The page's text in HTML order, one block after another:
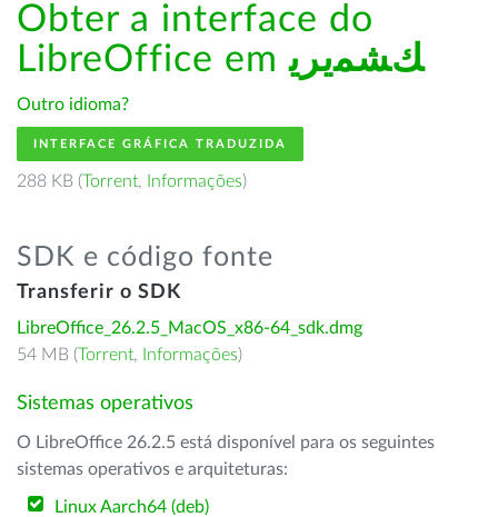
Obter a interface do
LibreOffice emﻚﺸﻤﻳﺮﻳ
Outro idioma?
INTERFACE GRÁFICA TRADUZIDA
288 KB (Torrent, Informações)
SDK e código fonte
Transferir o SDK
LibreOffice_26.2.5_MacOS_x86-64_sdk.dmg
54 MB (Torrent, Informações)
Sistemas operativos
O LibreOffice 26.2.5 está disponível para os seguintes
sistemas operativos e arquiteturas:
Linux Aarch64 (deb)